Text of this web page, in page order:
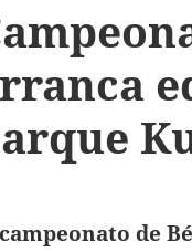
campeonato de